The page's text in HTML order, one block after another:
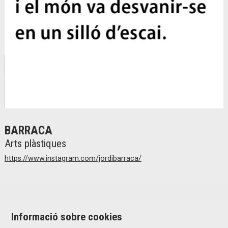
BARRACA
Arts plàstiques
https://www.instagram.com/jordibarraca/
Informació sobre cookies